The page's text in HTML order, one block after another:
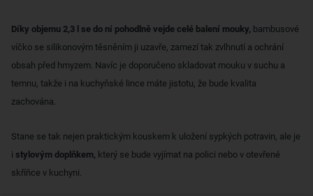
Díky objemu 2,3 l se do ní pohodlně vejde celé balení mouky, bambusové
víčko se silikonovým těsněním ji uzavře, zamezí tak zvlhnutí a ochrání
obsah před hmyzem. Navíc je doporučeno skladovat mouku v suchu a
temnu, takže i na kuchyňské lince máte jistotu, že bude kvalita
zachována.
Stane se tak nejen praktickým kouskem k uložení sypkých potravin, ale je
i stylovým doplňkem, který se bude vyjímat na polici nebo v otevřené
skříňce v kuchyni.